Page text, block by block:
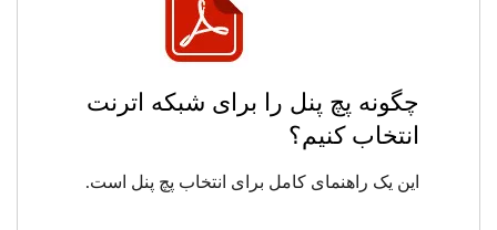
چگونه پچ پنل را برای شبکه اترنت
انتخاب کنیم؟
این یک راهنمای کامل برای انتخاب پچ پنل است.